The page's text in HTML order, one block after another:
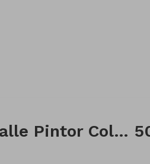
Oficina en Calle Pintor Colmeiro